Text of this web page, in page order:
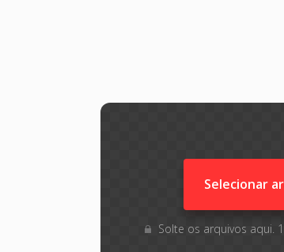
Selecionar
Solte os arquivos aqui.